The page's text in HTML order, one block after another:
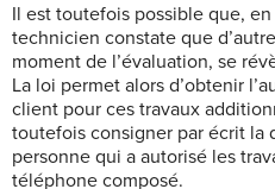
Il est toutefois possible que,
technicien constate que
moment de l’évaluation, se
La loi permet alors d’obtenir
client pour ces travaux
toutefois consigner par écrit la
personne qui a autorisé les
téléphone composé.